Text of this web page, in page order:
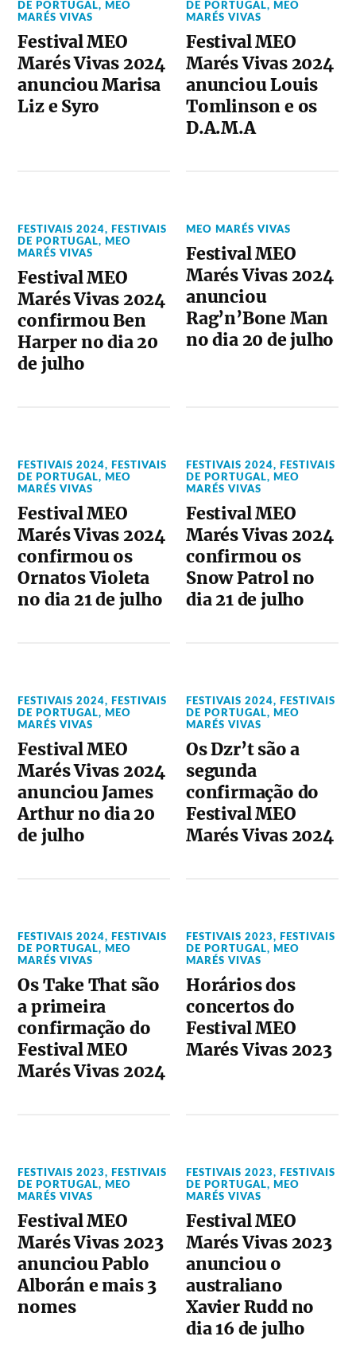
DE PORTUGAL, MEO
MARÉS VIVAS
Festival MEO
Marés Vivas 2024
anunciou Marisa
Liz e Syro
DE PORTUGAL, MEO
MARÉS VIVAS
Festival MEO
Marés Vivas 2024
anunciou Louis
Tomlinson e os
D.A.M.A
FESTIVAIS 2024,
FESTIVAIS
DE PORTUGAL, MEO
MARÉS VIVAS
Festival MEO
Marés Vivas 2024
confirmou Ben
Harper no dia 20
de julho
MEO MARÉS VIVAS
Festival MEO
Marés Vivas 2024
anunciou
Rag’n’Bone Man
no dia 20 de julho
FESTIVAIS 2024,
FESTIVAIS
DE PORTUGAL, MEO
MARÉS VIVAS
Festival MEO
Marés Vivas 2024
confirmou os
Ornatos Violeta
no dia 21 de julho
FESTIVAIS 2024,
FESTIVAIS
DE PORTUGAL, MEO
MARÉS VIVAS
Festival MEO
Marés Vivas 2024
confirmou os
Snow Patrol no
dia 21 de julho
FESTIVAIS 2024,
FESTIVAIS
DE PORTUGAL, MEO
MARÉS VIVAS
Festival MEO
Marés Vivas 2024
anunciou James
Arthur no dia 20
de julho
FESTIVAIS 2024,
FESTIVAIS
DE PORTUGAL, MEO
MARÉS VIVAS
Os Dzr’t são a
segunda
confirmação do
Festival MEO
Marés Vivas 2024
FESTIVAIS 2024,
FESTIVAIS
DE PORTUGAL, MEO
MARÉS VIVAS
Os Take That são
a primeira
confirmação do
Festival MEO
Marés Vivas 2024
FESTIVAIS 2023,
FESTIVAIS
DE PORTUGAL, MEO
MARÉS VIVAS
Horários dos
concertos do
Festival MEO
Marés Vivas 2023
FESTIVAIS 2023,
FESTIVAIS
DE PORTUGAL, MEO
MARÉS VIVAS
Festival MEO
Marés Vivas 2023
anunciou Pablo
Alborán e mais 3
nomes
FESTIVAIS 2023,
FESTIVAIS
DE PORTUGAL, MEO
MARÉS VIVAS
Festival MEO
Marés Vivas 2023
anunciou o
australiano
Xavier Rudd no
dia 16 de julho